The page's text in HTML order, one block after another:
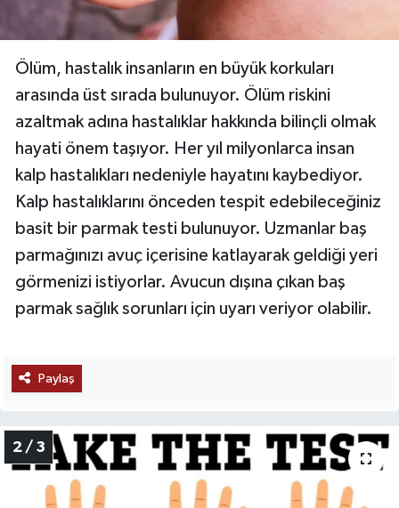
Ölüm, hastalık insanların en büyük korkuları
arasında üst sırada bulunuyor. Ölüm riskini
azaltmak adına hastalıklar hakkında bilinçli olmak
hayati önem taşıyor. Her yıl milyonlarca insan
kalp hastalıkları nedeniyle hayatını kaybediyor.
Kalp hastalıklarını önceden tespit edebileceğiniz
basit bir parmak testi bulunuyor. Uzmanlar baş
parmağınızı avuç içerisine katlayarak geldiği yeri
görmenizi istiyorlar. Avucun dışına çıkan baş
parmak sağlık sorunları için uyarı veriyor olabilir.
Paylaş
2 / 3